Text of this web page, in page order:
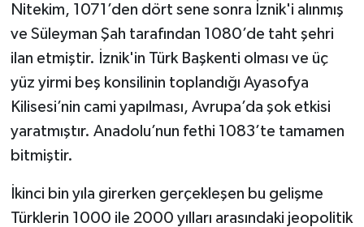
Nitekim, 1071’den dört sene sonra İznik'i alınmış
ve Süleyman Şah tarafından 1080’de taht şehri
ilan etmiştir. İznik'in Türk Başkenti olması ve üç
yüz yirmi beş konsilinin toplandığı Ayasofya
Kilisesi’nin cami yapılması, Avrupa’da şok etkisi
yaratmıştır. Anadolu’nun fethi 1083’te tamamen
bitmiştir.
İkinci bin yıla girerken gerçekleşen bu gelişme
Türklerin 1000 ile 2000 yılları arasındaki jeopolitik